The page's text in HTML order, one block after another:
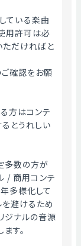
ている楽曲
用許可は必
ただければと
確認をお願
方はコンテ
とうれしい
多数の方が
/ 商用コンテ
多様化して
を避けるため
ジナルの音源
す。